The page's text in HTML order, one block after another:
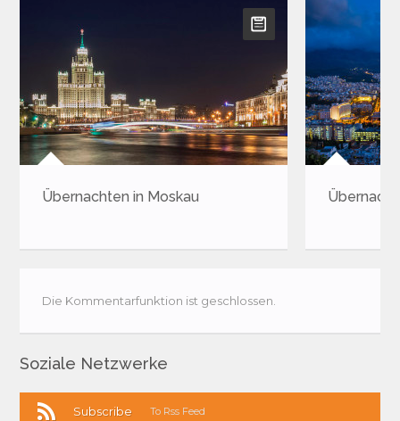
Übernachten in Moskau
Die Kommentarfunktion ist geschlossen.
Soziale Netzwerke
Subscribe To Rss Feed